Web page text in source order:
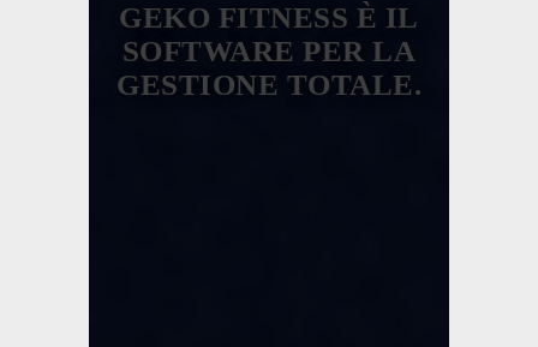
GEKO FITNESS È IL
SOFTWARE PER LA
GESTIONE TOTALE.